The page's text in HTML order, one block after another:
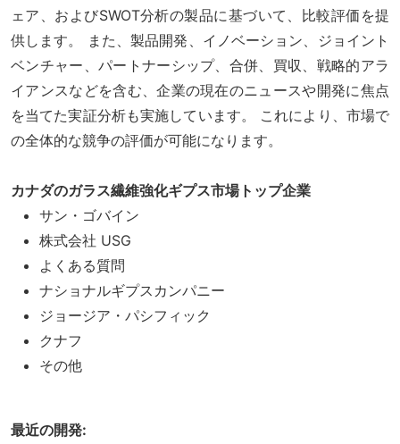
ェア、およびSWOT分析の製品に基づいて、比較評価を提
供します。 また、製品開発、イノベーション、ジョイント
ベンチャー、パートナーシップ、合併、買収、戦略的アラ
イアンスなどを含む、企業の現在のニュースや開発に焦点
を当てた実証分析も実施しています。 これにより、市場で
の全体的な競争の評価が可能になります。
カナダのガラス繊維強化ギプス市場トップ企業
サン・ゴバイン
株式会社 USG
よくある質問
ナショナルギプスカンパニー
ジョージア・パシフィック
クナフ
その他
最近の開発: